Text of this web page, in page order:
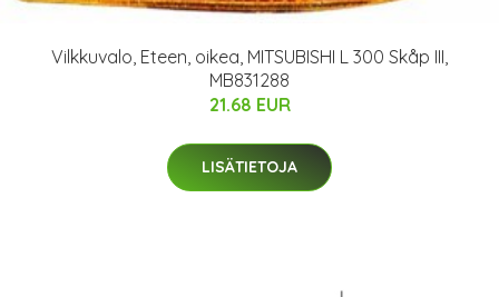
Vilkkuvalo, Eteen, oikea, MITSUBISHI L 300 Skåp III,
MB831288
21.68 EUR
LISÄTIETOJA